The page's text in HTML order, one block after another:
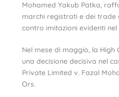
Mohamed Yakub Patka,
marchi registrati e dei trade
contro imitazioni evidenti
Nel mese di maggio, la High
una decisione decisiva nel
Private Limited v. Fazal
Ors.